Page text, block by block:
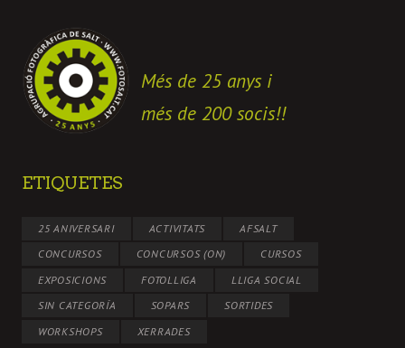
Més de 25 anys i
més de 200 socis!!
ETIQUETES
25 ANIVERSARI ACTIVITATS
AFSALT
CONCURSOS
CONCURSOS (ON)
CURSOS
EXPOSICIONS
FOTOLLIGA
LLIGA SOCIAL
SIN CATEGORÍA
SOPARS
SORTIDES
WORKSHOPS
XERRADES